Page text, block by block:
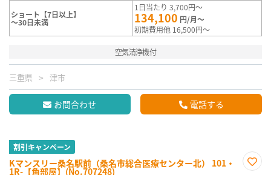
ショート【7日以上】
～30日未満
1日当たり 3,700円～
134,100 円/月～
初期費用他 16,500円～
空気清浄機付
三重県 津市
お問合わせ 電話する
割引キャンペーン
Kマンスリー桑名駅前（桑名市総合医療センター北） 101・
1R-【角部屋】(No.707248)